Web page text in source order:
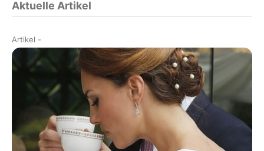
Aktuelle Artikel
Artikel -